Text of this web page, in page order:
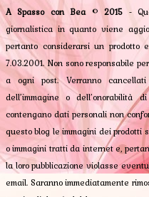
A Spasso con Bea©2015 -
giornalistica in quanto viene
pertanto considerarsi un
7.03.2001. Non sono responsabile
a ogni post. Verranno
dell’immagine o
contengano dati personali non
questo blog le immagini dei prodotti
o immagini tratti da internet e,
la loro pubblicazione violasse
email. Saranno immediatamente